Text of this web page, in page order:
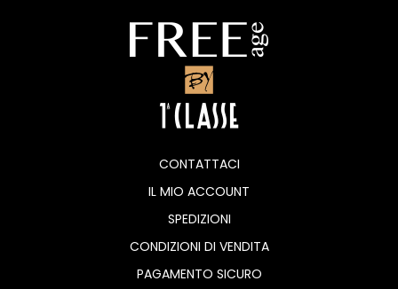
CONTATTACI
IL MIO ACCOUNT
SPEDIZIONI
CONDIZIONI DI VENDITA
PAGAMENTO SICURO